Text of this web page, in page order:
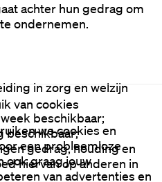
van cookies
we cookies en
een probleemloze
ook graag jouw
van advertenties en
achter hun gedrag om
ondernemen.
in zorg en welzijn
beschikbaar;
beschikbaar;
gedrag, houding en
hiervan op anderen in